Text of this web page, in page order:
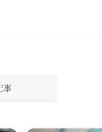
事